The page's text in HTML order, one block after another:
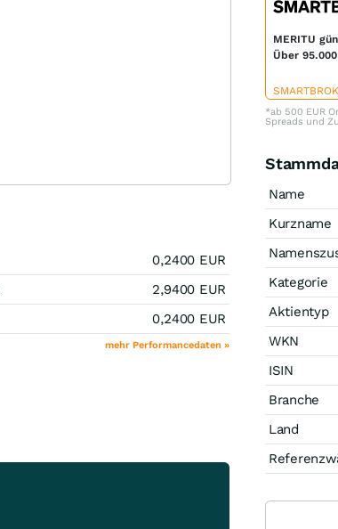
0,2400 EUR
2,9400 EUR
0,2400 EUR
mehr Performancedaten »
MERITU
Über
*ab 500 EUR
Spreads und
Name
Kurzname
Kategorie
Aktientyp
WKN
ISIN
Branche
Land